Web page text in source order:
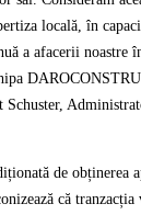
locală, în
a afacerii noastre
Schuster,
de obținerea
că